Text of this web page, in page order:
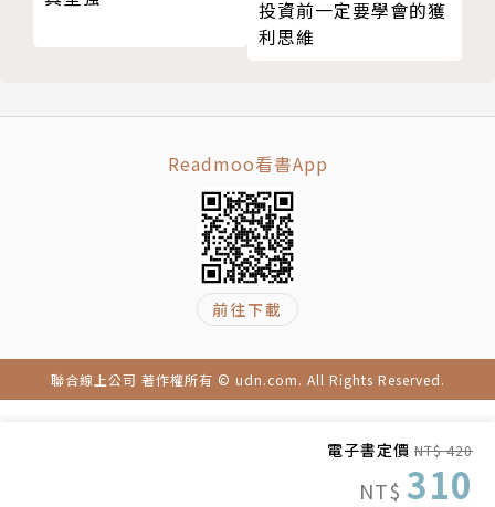
電子書定價 NT$ 420
NT$ 310
各企業提供諮詢顧問服務。
著有：《蝴蝶結法則》（商周出版）、《看穿內心情緒
悔》（方言文化）、《精準抉擇：百位頂尖科學家實
證，運用心理學做出最佳選擇，不再選錯而懊悔》（格
致文化）、《連拜託都不用，這樣暗示最有效：漫畫超
圖解！用「暗示」就能順利動搖他人的心》（方舟文
化）等多本實用佳作。
畢業於輔仁大學國際貿易學系、日本語文學系（輔
「頻繁溝通」能讓彼此產生信賴感
文章及對話的最後，請以「讚美」結尾
「清楚傳達重點」給對方的四種簡報技巧
說服他人時，鎖定單一重點就好
說服力道的強弱，取決於「質」而不在「量」
拜託他人前，請「先讚美」
贏得他人信賴的七種對話技巧
掌握五種不易被說服的個性
打動不易被說服者的四種技巧
面對先入為主觀念強的人，請運用「兩段式說服技巧」
投資前一定要學會的獲
利思維
Readmoo看書App
前往下載
聯合線上公司 著作權所有 © udn.com. All Rights Reserved.